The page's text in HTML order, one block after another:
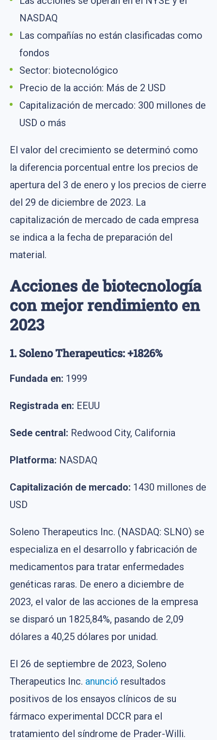
NASDAQ
Las compañías no están clasificadas como
fondos
Sector: biotecnológico
Precio de la acción: Más de 2 USD
Capitalización de mercado: 300 millones de
USD o más
El valor del crecimiento se determinó como
la diferencia porcentual entre los precios de
apertura del 3 de enero y los precios de cierre
del 29 de diciembre de 2023. La
capitalización de mercado de cada empresa
se indica a la fecha de preparación del
material.
Acciones de biotecnología
con mejor rendimiento en
2023
1. Soleno Therapeutics: +1826%
Fundada en: 1999
Registrada en: EEUU
Sede central: Redwood City, California
Platforma: NASDAQ
Capitalización de mercado: 1430 millones de
USD
Soleno Therapeutics Inc. (NASDAQ: SLNO) se
especializa en el desarrollo y fabricación de
medicamentos para tratar enfermedades
genéticas raras. De enero a diciembre de
2023, el valor de las acciones de la empresa
se disparó un 1825,84%, pasando de 2,09
dólares a 40,25 dólares por unidad.
El 26 de septiembre de 2023, Soleno
Therapeutics Inc. anunció resultados
positivos de los ensayos clínicos de su
fármaco experimental DCCR para el
tratamiento del síndrome de Prader-Willi.